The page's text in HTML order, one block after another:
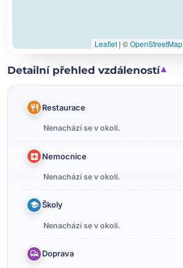
Leaflet | ©OpenStreetMap
Detailní přehled vzdáleností
Restaurace
Nenachází se v okolí.
Nemocnice
Nenachází se v okolí.
Školy
Nenachází se v okolí.
Doprava